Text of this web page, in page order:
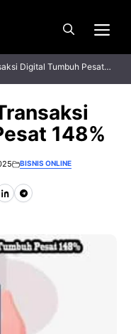
Digital Tumbuh Pesat
148%
BISNIS ONLINE